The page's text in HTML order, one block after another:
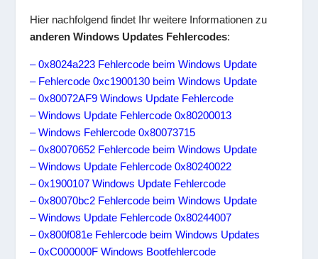
Hier nachfolgend findet Ihr weitere Informationen zu
anderen Windows Updates Fehlercodes:
– 0x8024a223 Fehlercode beim Windows Update
– Fehlercode 0xc1900130 beim Windows Update
– 0x80072AF9 Windows Update Fehlercode
– Windows Update Fehlercode 0x80200013
– Windows Fehlercode 0x80073715
– 0x80070652 Fehlercode beim Windows Update
– Windows Update Fehlercode 0x80240022
– 0x1900107 Windows Update Fehlercode
– 0x80070bc2 Fehlercode beim Windows Update
– Windows Update Fehlercode 0x80244007
– 0x800f081e Fehlercode beim Windows Updates
– 0xC000000F Windows Bootfehlercode